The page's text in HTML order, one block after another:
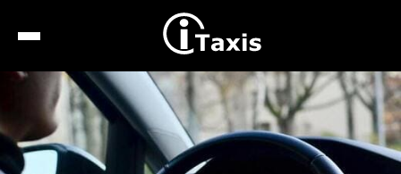
Recherche
Calcul de tarif
Taxis conventionnés